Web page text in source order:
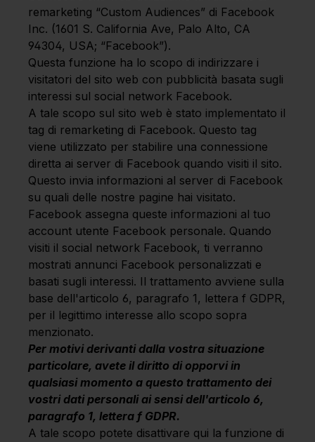
remarketing “Custom Audiences” di Facebook
Inc. (1601 S. California Ave, Palo Alto, CA
94304, USA; “Facebook”).
Questa funzione ha lo scopo di indirizzare i
visitatori del sito web con pubblicità basata sugli
interessi sul social network Facebook.
A tale scopo sul sito web è stato implementato il
tag di remarketing di Facebook. Questo tag
viene utilizzato per stabilire una connessione
diretta ai server di Facebook quando visiti il sito.
Questo invia informazioni al server di Facebook
su quali delle nostre pagine hai visitato.
Facebook assegna queste informazioni al tuo
account utente Facebook personale. Quando
visiti il social network Facebook, ti verranno
mostrati annunci Facebook personalizzati e
basati sugli interessi. Il trattamento avviene sulla
base dell'articolo 6, paragrafo 1, lettera f GDPR,
per il legittimo interesse allo scopo sopra
menzionato.
Per motivi derivanti dalla vostra situazione
particolare, avete il diritto di opporvi in
qualsiasi momento a questo trattamento dei
vostri dati personali ai sensi dell'articolo 6,
paragrafo 1, lettera f GDPR.
A tale scopo potete disattivare qui la funzione di